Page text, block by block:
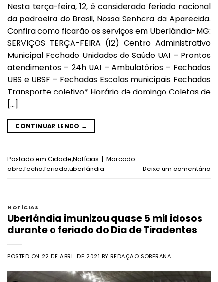
Nesta terça-feira, 12, é considerado feriado nacional
da padroeira do Brasil, Nossa Senhora da Aparecida.
Confira como ficarão os serviços em Uberlândia-MG:
SERVIÇOS TERÇA-FEIRA (12) Centro Administrativo
Municipal Fechado Unidades de Saúde UAI – Prontos
atendimentos – 24h UAI – Ambulatórios – Fechados
UBS e UBSF – Fechadas Escolas municipais Fechadas
Transporte coletivo* Horário de domingo Coletas de
[…]
CONTINUAR LENDO →
Postado em Cidade,Notícias | Marcado
abre,fecha,feriado,uberlândia Deixe um comentário
NOTÍCIAS
Uberlândia imunizou quase 5 mil idosos
durante o feriado do Dia de Tiradentes
POSTED ON 22 DE ABRIL DE 2021 BY REDAÇÃO SOBERANA